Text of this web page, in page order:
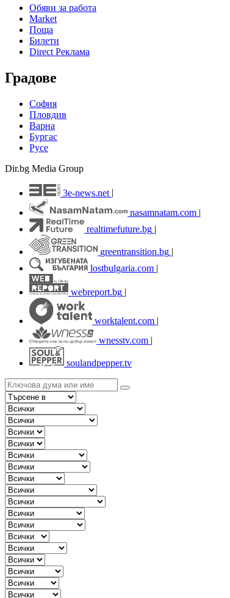
Обяви за работа
Market
Поща
Билети
Direct Реклама
Градове
София
Пловдив
Варна
Бургас
Русе
Dir.bg Media Group
3e-news.net
nasamnatam.com |
realtimefuture.bg |
greentransition.bg |
lostbulgaria.com |
webreport.bg |
worktalent.com |
wnesstv.com |
soulandpepper.tv